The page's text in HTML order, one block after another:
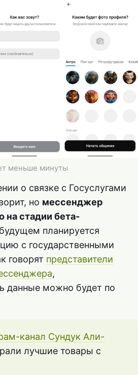
меньше минуты
о связке с Госуслугами
но мессенджер
на стадии бета-
планируется
с государственными
говорят представители
,
данные можно будет по
канал Сундук Али-
лучшие товары с